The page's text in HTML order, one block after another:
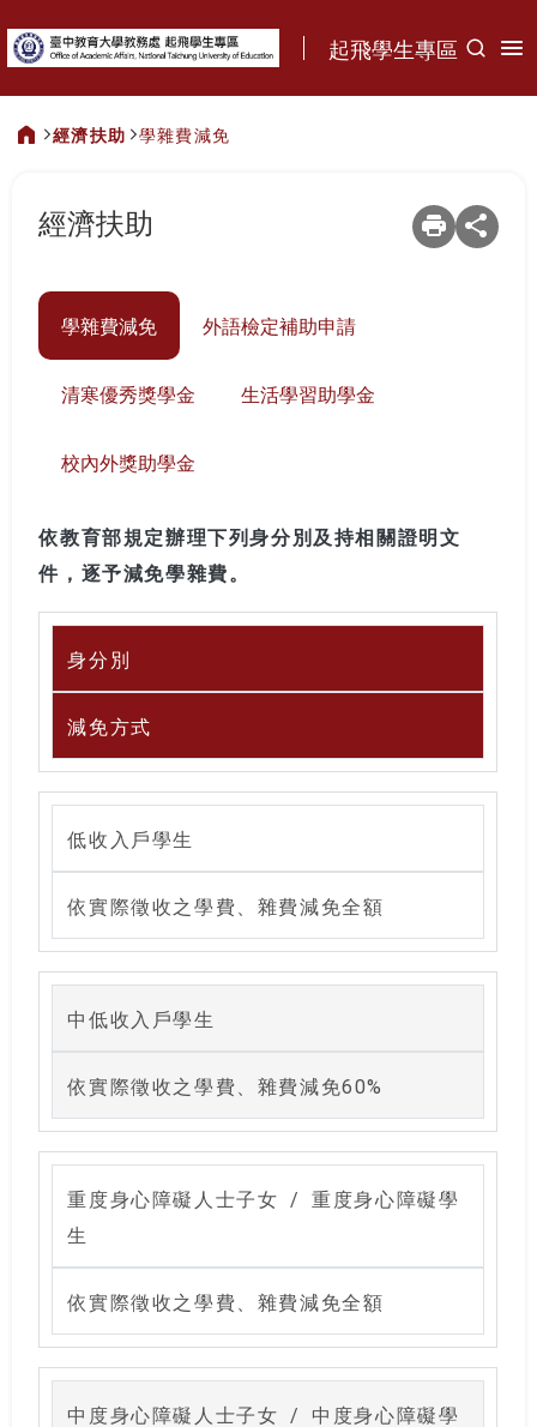
起飛學生專區
經濟扶助 學雜費減免
經濟扶助
學雜費減免 外語檢定補助申請
清寒優秀獎學金 生活學習助學金
校內外獎助學金
依教育部規定辦理下列身分別及持相關證明文
件，逐予減免學雜費。
身分別
減免方式
低收入戶學生
依實際徵收之學費、雜費減免全額
中低收入戶學生
依實際徵收之學費、雜費減免60%
重度身心障礙人士子女 / 重度身心障礙學
生
依實際徵收之學費、雜費減免全額
中度身心障礙人士子女 / 中度身心障礙學